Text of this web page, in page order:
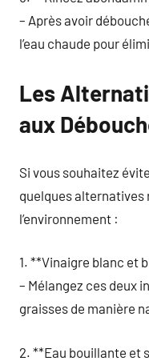
– Après avoir
l’eau chaude pour
Les
aux
Si vous souhaitez
quelques alternatives
l’environnement :
1. **Vinaigre blanc et
– Mélangez ces deux
graisses de manière
2. **Eau bouillante et